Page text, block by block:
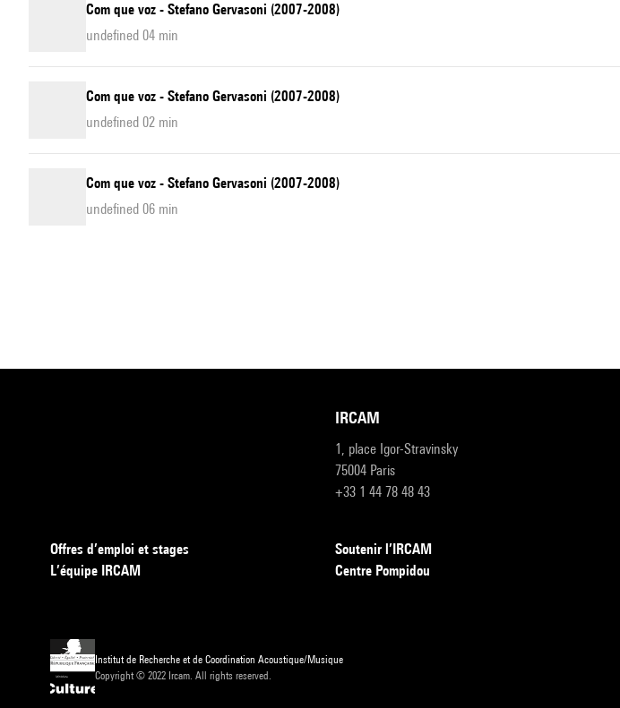
Com que voz - Stefano Gervasoni (2007-2008)
undefined 04 min
Com que voz - Stefano Gervasoni (2007-2008)
undefined 02 min
Com que voz - Stefano Gervasoni (2007-2008)
undefined 06 min
IRCAM
1, place Igor-Stravinsky
75004 Paris
+33 1 44 78 48 43
Offres d’emploi et stages
L’équipe IRCAM
Soutenir l’IRCAM
Centre Pompidou
Institut de Recherche et de Coordination Acoustique/Musique
Copyright © 2022 Ircam. All rights reserved.